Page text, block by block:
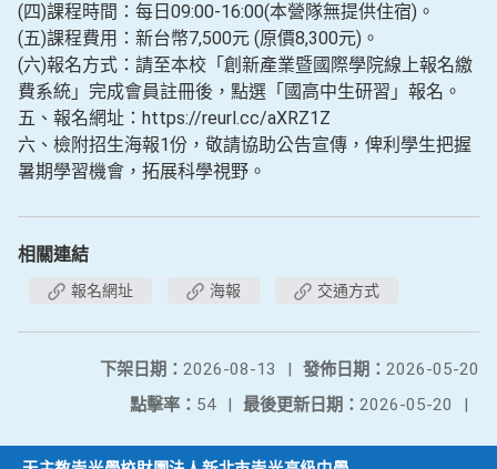
(四)課程時間：每日09:00-16:00(本營隊無提供住宿)。
(五)課程費用：新台幣7,500元 (原價8,300元)。
(六)報名方式：請至本校「創新產業暨國際學院線上報名繳
費系統」完成會員註冊後，點選「國高中生研習」報名。
五、報名網址：https://reurl.cc/aXRZ1Z
六、檢附招生海報1份，敬請協助公告宣傳，俾利學生把握
暑期學習機會，拓展科學視野。
相關連結
報名網址 海報 交通方式
發佈日期： 2026-05-20
下架日期： 2026-08-13
|
最後更新日期： 2026-05-20 |
點擊率： 54 |